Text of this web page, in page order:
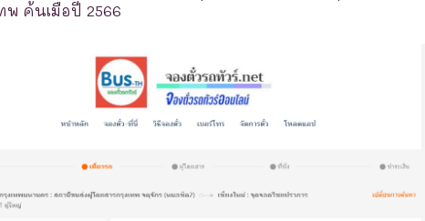
พ ค้นเมื่อปี 2566